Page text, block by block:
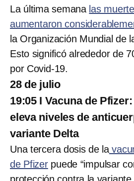
La última semana las
aumentaron
la Organización Mundial de
Esto significó alrededor de
por Covid-19.
28 de julio
19:05 I Vacuna de
eleva niveles de
variante Delta
Una tercera dosis de la
de Pfizerpuede “impulsar